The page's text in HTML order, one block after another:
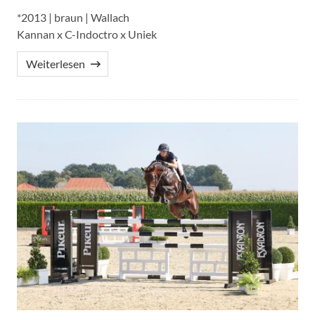
*2013 | braun | Wallach
Kannan x C-Indoctro x Uniek
Weiterlesen